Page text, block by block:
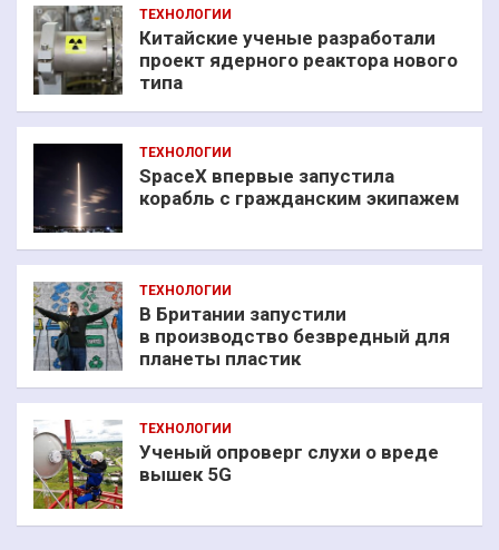
ТЕХНОЛОГИИ
Китайские ученые разработали
проект ядерного реактора нового
типа
ТЕХНОЛОГИИ
SpaceX впервые запустила
корабль с гражданским экипажем
ТЕХНОЛОГИИ
В Британии запустили
в производство безвредный для
планеты пластик
ТЕХНОЛОГИИ
Ученый опроверг слухи о вреде
вышек 5G